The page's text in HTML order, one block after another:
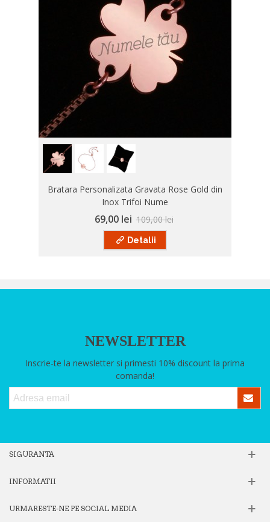
Bratara Personalizata Gravata Rose Gold din
Inox Trifoi Nume
69,00 lei 109,00 lei
Detalii
NEWSLETTER
Inscrie-te la newsletter si primesti 10% discount la prima
comanda!
SIGURANTA
INFORMATII
URMARESTE-NE PE SOCIAL MEDIA